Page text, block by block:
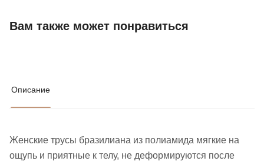
Вам также может понравиться
Описание
Женские трусы бразилиана из полиамида мягкие на
ощупь и приятные к телу, не деформируются после